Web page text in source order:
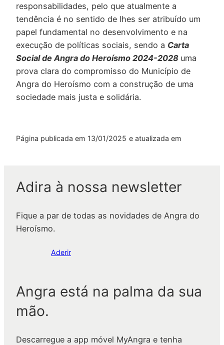
responsabilidades, pelo que atualmente a
tendência é no sentido de lhes ser atribuído um
papel fundamental no desenvolvimento e na
execução de políticas sociais, sendo a Carta
Social de Angra do Heroísmo 2024-2028 uma
prova clara do compromisso do Município de
Angra do Heroísmo com a construção de uma
sociedade mais justa e solidária.
Página publicada em 13/01/2025 e atualizada em
Adira à nossa newsletter
Fique a par de todas as novidades de Angra do
Heroísmo.
Aderir
Angra está na palma da sua
mão.
Descarregue a app móvel MyAngra e tenha